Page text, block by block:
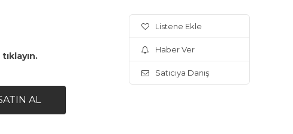
tıklayın.
Listene Ekle
Haber Ver
Satıcıya Danış